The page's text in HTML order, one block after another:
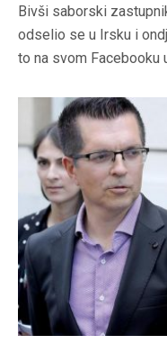
Bivši saborski
odselio se u Irsku i
to na svom Facebooku